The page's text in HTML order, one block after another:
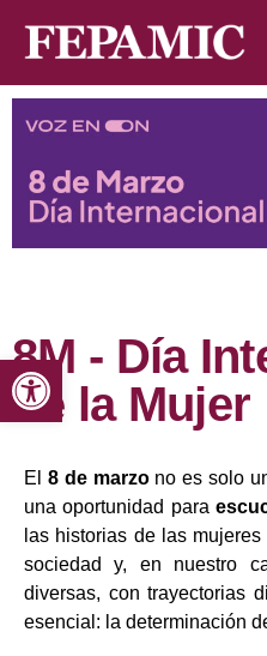
Abrir barra de
8M - Día
de la Mujer
El 8 de marzono es solo
una oportunidad para
las historias de las
sociedad y, en nuestro
diversas, con trayectorias
esencial: la determinación